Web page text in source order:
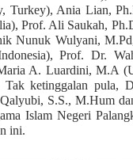
Turkey), Ania Lian,
Prof. Ali Saukah,
Nunuk Wulyani,
Prof. Dr.
A. Luardini, M.A
Tak ketinggalan pula,
S.S., M.Hum
Islam Negeri
ini.